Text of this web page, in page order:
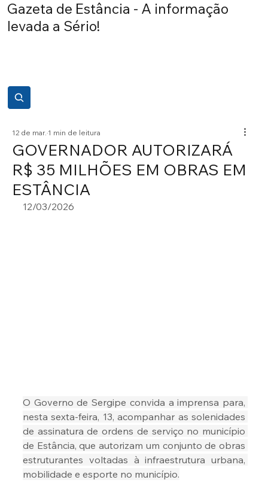
Gazeta de Estância - A informação
levada a Sério!
GOVERNADOR AUTORIZARÁ
R$ 35 MILHÕES EM OBRAS EM
ESTÂNCIA
12 de mar. 1 min de leitura
12/03/2026
O Governo de Sergipe convida a imprensa para,
nesta sexta-feira, 13, acompanhar as solenidades
de assinatura de ordens de serviço no município
de Estância, que autorizam um conjunto de obras
estruturantes voltadas à infraestrutura urbana,
mobilidade e esporte no município.